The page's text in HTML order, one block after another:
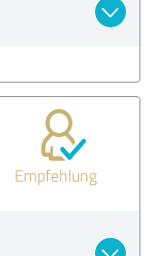
Empfehlung